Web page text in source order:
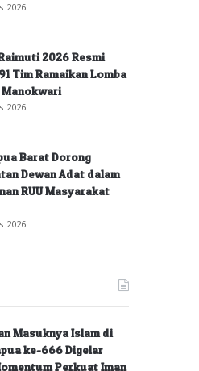
2026
2026 Resmi
Tim Ramaikan Lomba
2026
Barat Dorong
Dewan Adat dalam
RUU Masyarakat
2026
Masuknya Islam di
ke-666 Digelar
Perkuat Iman